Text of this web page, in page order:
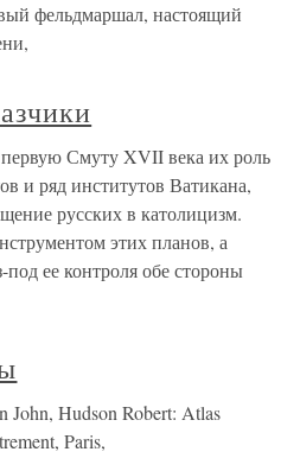
фельдмаршал, настоящий
Смуту XVII века их роль
и ряд институтов Ватикана,
русских в католицизм.
этих планов, а
ее контроля обе стороны
Hudson Robert: Atlas
Paris,